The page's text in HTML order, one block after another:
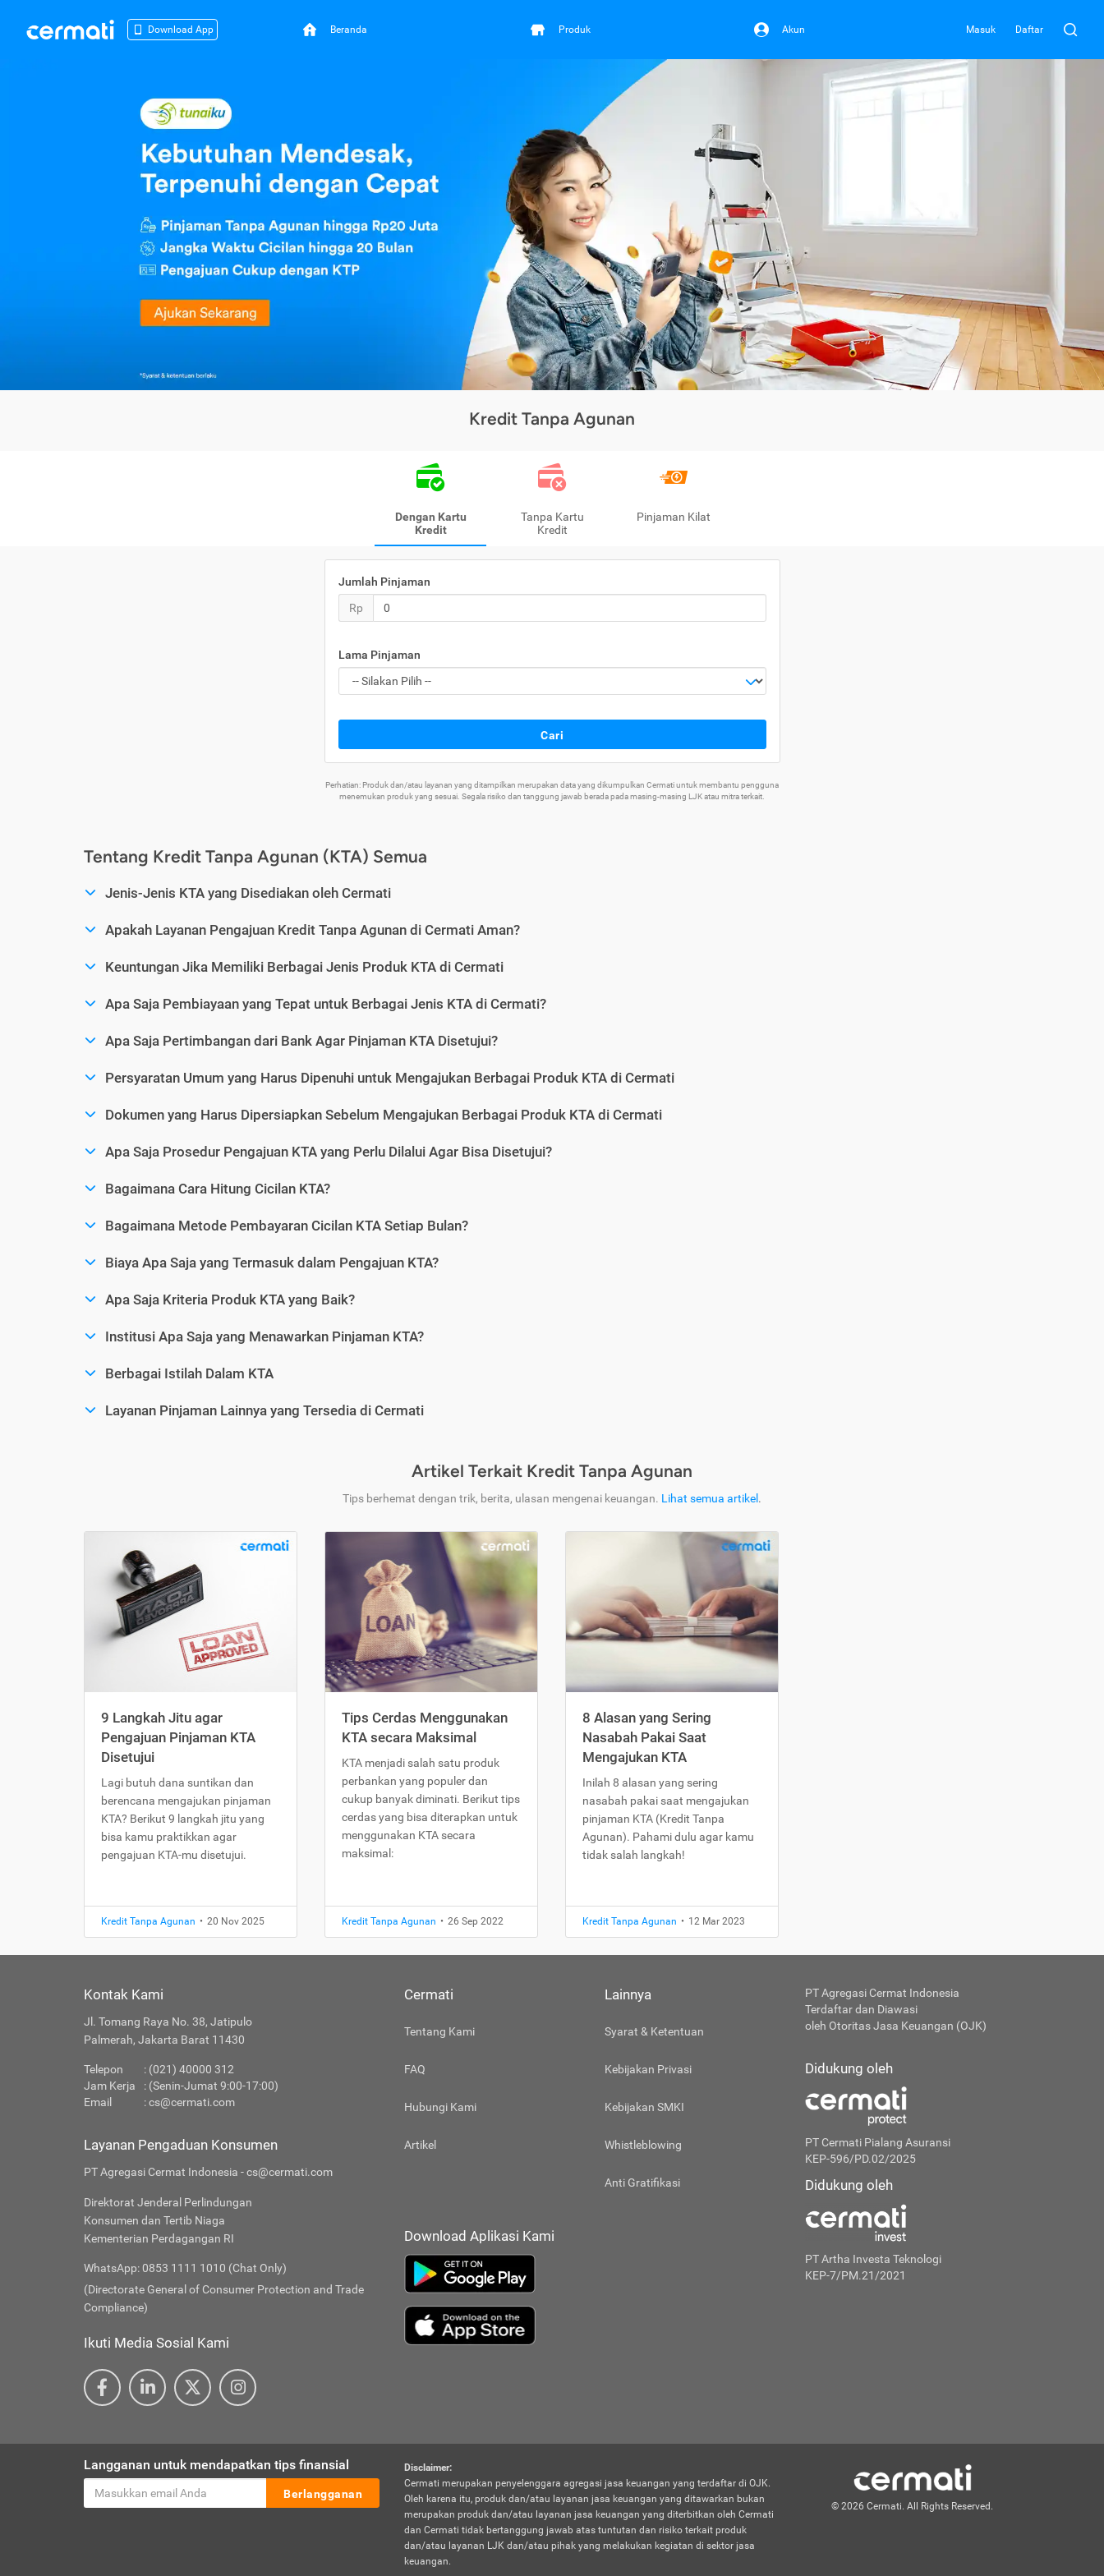
Download App Beranda Produk Akun Masuk Daftar
Kredit Tanpa Agunan
Dengan Kartu
Kredit
Tanpa Kartu
Kredit
Pinjaman Kilat
Jumlah Pinjaman
Rp
Lama Pinjaman
Cari
Perhatian: Produk dan/atau layanan yang ditampilkan merupakan data yang dikumpulkan Cermati untuk membantu pengguna
menemukan produk yang sesuai. Segala risiko dan tanggung jawab berada pada masing-masing LJK atau mitra terkait.
Tentang Kredit Tanpa Agunan (KTA) Semua
Jenis-Jenis KTA yang Disediakan oleh Cermati
Apakah Layanan Pengajuan Kredit Tanpa Agunan di Cermati Aman?
Keuntungan Jika Memiliki Berbagai Jenis Produk KTA di Cermati
Apa Saja Pembiayaan yang Tepat untuk Berbagai Jenis KTA di Cermati?
Apa Saja Pertimbangan dari Bank Agar Pinjaman KTA Disetujui?
Persyaratan Umum yang Harus Dipenuhi untuk Mengajukan Berbagai Produk KTA di Cermati
Dokumen yang Harus Dipersiapkan Sebelum Mengajukan Berbagai Produk KTA di Cermati
Apa Saja Prosedur Pengajuan KTA yang Perlu Dilalui Agar Bisa Disetujui?
Bagaimana Cara Hitung Cicilan KTA?
Bagaimana Metode Pembayaran Cicilan KTA Setiap Bulan?
Biaya Apa Saja yang Termasuk dalam Pengajuan KTA?
Apa Saja Kriteria Produk KTA yang Baik?
Institusi Apa Saja yang Menawarkan Pinjaman KTA?
Berbagai Istilah Dalam KTA
Layanan Pinjaman Lainnya yang Tersedia di Cermati
Artikel Terkait Kredit Tanpa Agunan
Tips berhemat dengan trik, berita, ulasan mengenai keuangan. Lihat semua artikel .
9 Langkah Jitu agar
Pengajuan Pinjaman KTA
Disetujui
Lagi butuh dana suntikan dan
berencana mengajukan pinjaman
KTA? Berikut 9 langkah jitu yang
bisa kamu praktikkan agar
pengajuan KTA-mu disetujui.
Kredit Tanpa Agunan • 20 Nov 2025
Tips Cerdas Menggunakan
KTA secara Maksimal
KTA menjadi salah satu produk
perbankan yang populer dan
cukup banyak diminati. Berikut tips
cerdas yang bisa diterapkan untuk
menggunakan KTA secara
maksimal:
Kredit Tanpa Agunan • 26 Sep 2022
8 Alasan yang Sering
Nasabah Pakai Saat
Mengajukan KTA
Inilah 8 alasan yang sering
nasabah pakai saat mengajukan
pinjaman KTA (Kredit Tanpa
Agunan). Pahami dulu agar kamu
tidak salah langkah!
Kredit Tanpa Agunan • 12 Mar 2023
Kontak Kami
Jl. Tomang Raya No. 38, Jatipulo
Palmerah, Jakarta Barat 11430
Telepon
: (021) 40000 312
Jam Kerja
: (Senin-Jumat 9:00-17:00)
Email
:cs@cermati.com
Layanan Pengaduan Konsumen
PT Agregasi Cermat Indonesia - cs@cermati.com
Direktorat Jenderal Perlindungan
Konsumen dan Tertib Niaga
Kementerian Perdagangan RI
WhatsApp: 0853 1111 1010 (Chat Only)
(Directorate General of Consumer Protection and Trade
Compliance)
Ikuti Media Sosial Kami
Cermati
Tentang Kami
FAQ
Hubungi Kami
Artikel
Lainnya
Syarat & Ketentuan
Kebijakan Privasi
Kebijakan SMKI
Whistleblowing
Anti Gratifikasi
Download Aplikasi Kami
PT Agregasi Cermat Indonesia
Terdaftar dan Diawasi
oleh Otoritas Jasa Keuangan (OJK)
Didukung oleh
PT Cermati Pialang Asuransi
KEP-596/PD.02/2025
Didukung oleh
PT Artha Investa Teknologi
KEP-7/PM.21/2021
Langganan untuk mendapatkan tips finansial
Berlangganan
Disclaimer:
Cermati merupakan penyelenggara agregasi jasa keuangan yang terdaftar di OJK.
Oleh karena itu, produk dan/atau layanan jasa keuangan yang ditawarkan bukan
merupakan produk dan/atau layanan jasa keuangan yang diterbitkan oleh Cermati
dan Cermati tidak bertanggung jawab atas tuntutan dan risiko terkait produk
dan/atau layanan LJK dan/atau pihak yang melakukan kegiatan di sektor jasa
keuangan.
© 2026 Cermati. All Rights Reserved.